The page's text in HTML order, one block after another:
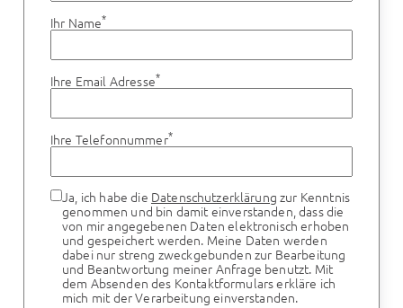
Ihr Name*
Ihre Email Adresse*
Ihre Telefonnummer*
Ja, ich habe die Datenschutzerklärung zur Kenntnis
genommen und bin damit einverstanden, dass die
von mir angegebenen Daten elektronisch erhoben
und gespeichert werden. Meine Daten werden
dabei nur streng zweckgebunden zur Bearbeitung
und Beantwortung meiner Anfrage benutzt. Mit
dem Absenden des Kontaktformulars erkläre ich
mich mit der Verarbeitung einverstanden.